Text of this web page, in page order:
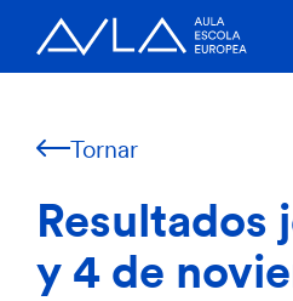
Tornar
Resultados
y 4 de